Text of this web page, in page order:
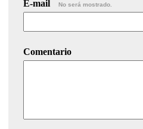
E-mail No será mostrado.
Comentario